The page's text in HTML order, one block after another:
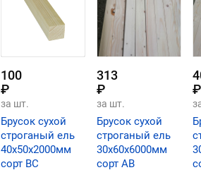
100
₽
за шт.
Брусок сухой
строганый ель
40х50х2000мм
сорт ВС
313
₽
за шт.
Брусок сухой
строганый ель
30х60х6000мм
сорт АВ
₽